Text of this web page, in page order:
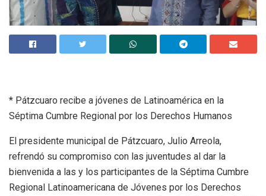
* Pátzcuaro recibe a jóvenes de Latinoamérica en la
Séptima Cumbre Regional por los Derechos Humanos
El presidente municipal de Pátzcuaro, Julio Arreola,
refrendó su compromiso con las juventudes al dar la
bienvenida a las y los participantes de la Séptima Cumbre
Regional Latinoamericana de Jóvenes por los Derechos